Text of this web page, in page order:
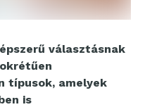
választásnak
típusok, amelyek
is